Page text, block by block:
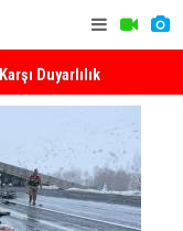
Duyarlılık